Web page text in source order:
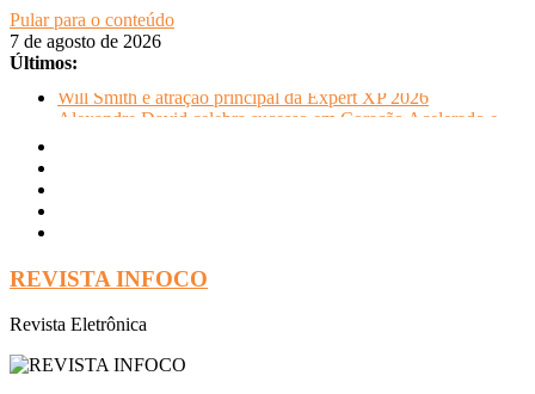
Pular para o conteúdo
7 de agosto de 2026
Últimos:
Will Smith é atração principal da Expert XP 2026
Alexandre David celebra sucesso em Coração Acelerado e
descontração
Oficinas gratuitas no Museu Nacional apresentam o processo
criativo do artista Vik Muniz
REVISTA INFOCO
Revista Eletrônica